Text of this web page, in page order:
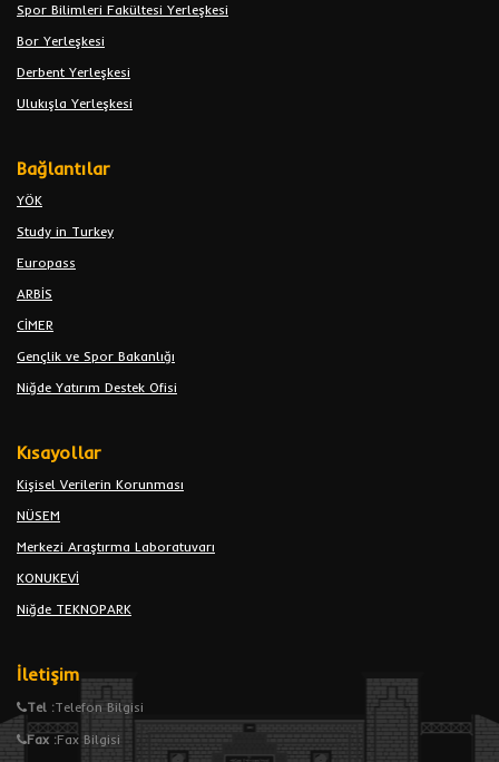
Spor Bilimleri Fakültesi Yerleşkesi
Bor Yerleşkesi
Derbent Yerleşkesi
Ulukışla Yerleşkesi
Bağlantılar
YÖK
Study in Turkey
Europass
ARBİS
CİMER
Gençlik ve Spor Bakanlığı
Niğde Yatırım Destek Ofisi
Kısayollar
Kişisel Verilerin Korunması
NÜSEM
Merkezi Araştırma Laboratuvarı
KONUKEVİ
Niğde TEKNOPARK
İletişim
Tel :Telefon Bilgisi
Fax :Fax Bilgisi